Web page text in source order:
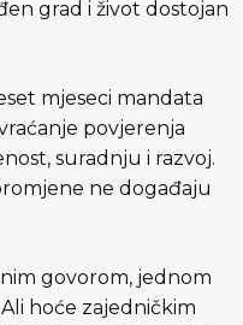
grad i život dostojan
mjeseci mandata
povjerenja
suradnju i razvoj.
ne događaju
govorom, jednom
hoće zajedničkim